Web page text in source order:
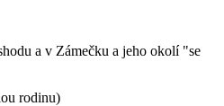
a v Zámečku a jeho okolí "se
rodinu)